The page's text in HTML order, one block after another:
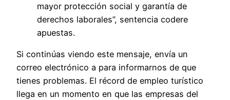
mayor protección social y garantía de
derechos laborales”, sentencia codere
apuestas.
Si continúas viendo este mensaje, envía un
correo electrónico a para informarnos de que
tienes problemas. El récord de empleo turístico
llega en un momento en que las empresas del